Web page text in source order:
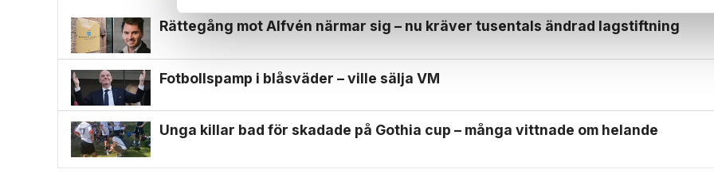
Rättegång mot Alfvén närmar sig – nu kräver tusentals ändrad lagstiftning
Fotbollspamp i blåsväder – ville sälja VM
Unga killar bad för skadade på Gothia cup – många vittnade om helande